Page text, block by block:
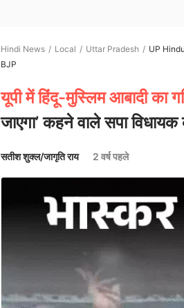
Hindi News Local Uttar Pradesh
UP
BJP
यूपी में हिंदू-मुस्लिम आबादी का
जाएगा’ कहने वाले सपा
सतीश शुक्ल/जागृति राय 2 वर्ष पहले